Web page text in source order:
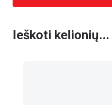
Ieškoti kelionių...